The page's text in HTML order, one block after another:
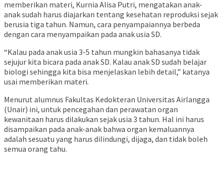
memberikan materi, Kurnia Alisa Putri, mengatakan anak-
anak sudah harus diajarkan tentang kesehatan reproduksi sejak
berusia tiga tahun. Namun, cara penyampaiannya berbeda
dengan cara menyampaikan pada anak usia SD.
“Kalau pada anak usia 3-5 tahun mungkin bahasanya tidak
sejujur kita bicara pada anak SD. Kalau anak SD sudah belajar
biologi sehingga kita bisa menjelaskan lebih detail,” katanya
usai memberikan materi.
Menurut alumnus Fakultas Kedokteran Universitas Airlangga
(Unair) ini, untuk pencegahan dan perawatan organ
kewanitaan harus dilakukan sejak usia 3 tahun. Hal ini harus
disampaikan pada anak-anak bahwa organ kemaluannya
adalah sesuatu yang harus dilindungi, dijaga, dan tidak boleh
semua orang tahu.